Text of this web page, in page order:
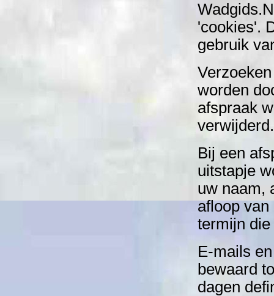
'cookies'.
gebruik
worden
afspraak
verwijderd.
Bij een
uitstapje
uw naam,
afloop
termijn
E-mails
bewaard
dagen